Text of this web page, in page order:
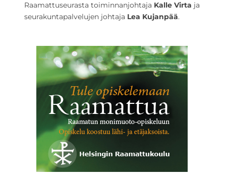
Raamattuseurasta toiminnanjohtaja Kalle Virta ja
seurakuntapalvelujen johtaja Lea Kujanpää.